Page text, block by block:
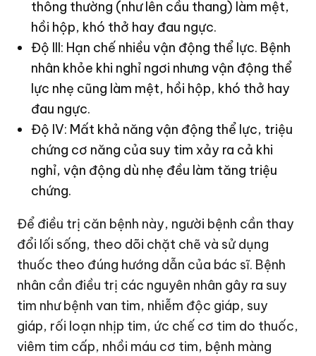
thông thường (như lên cầu thang) làm mệt,
hồi hộp, khó thở hay đau ngực.
Độ III: Hạn chế nhiều vận động thể lực. Bệnh
nhân khỏe khi nghỉ ngơi nhưng vận động thể
lực nhẹ cũng làm mệt, hồi hộp, khó thở hay
đau ngực.
Độ IV: Mất khả năng vận động thể lực, triệu
chứng cơ năng của suy tim xảy ra cả khi
nghỉ, vận động dù nhẹ đều làm tăng triệu
chứng.
Để điều trị căn bệnh này, người bệnh cần thay
đổi lối sống, theo dõi chặt chẽ và sử dụng
thuốc theo đúng hướng dẫn của bác sĩ. Bệnh
nhân cần điều trị các nguyên nhân gây ra suy
tim như bệnh van tim, nhiễm độc giáp, suy
giáp, rối loạn nhịp tim, ức chế cơ tim do thuốc,
viêm tim cấp, nhồi máu cơ tim, bệnh màng